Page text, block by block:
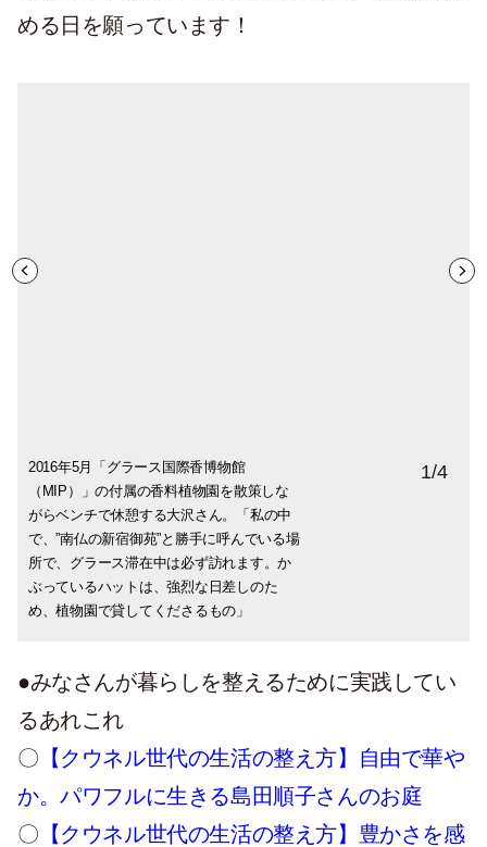
める日を願っています！
2016年5月「グラース国際香博物館
（MIP）」の付属の香料植物園を散策しな
がらベンチで休憩する大沢さん。「私の中
で、”南仏の新宿御苑”と勝手に呼んでいる場
所で、グラース滞在中は必ず訪れます。か
ぶっているハットは、強烈な日差しのた
め、植物園で貸してくださるもの」
カンヌのヨットハーバーに面した、アパル
トマンのベランダで撮影した一枚。お菓子
は前の晩のディナーで、エスプレッソにつ
いてきたメープル味のクッキー。
カンヌの社長宅のテラスで一服立てて差し
上げた時のもの。お菓子はとらやの一口サ
イズの羊羹を持参。
カンヌ滞在中の様子。「マルシェで食材を
買い、夕方から一人飲みのパーティをして
いるところです」
1/4
●みなさんが暮らしを整えるために実践してい
るあれこれ
〇 【クウネル世代の生活の整え方】自由で華や
か。パワフルに生きる島田順子さんのお庭
〇 【クウネル世代の生活の整え方】豊かさを感